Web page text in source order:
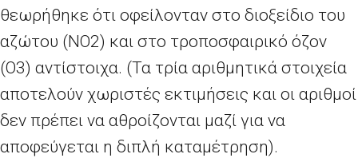
θεωρήθηκε ότι οφείλονταν στο διοξείδιο του
αζώτου (NO2) και στο τροποσφαιρικό όζον
(O3) αντίστοιχα. (Τα τρία αριθμητικά στοιχεία
αποτελούν χωριστές εκτιμήσεις και οι αριθμοί
δεν πρέπει να αθροίζονται μαζί για να
αποφεύγεται η διπλή καταμέτρηση).